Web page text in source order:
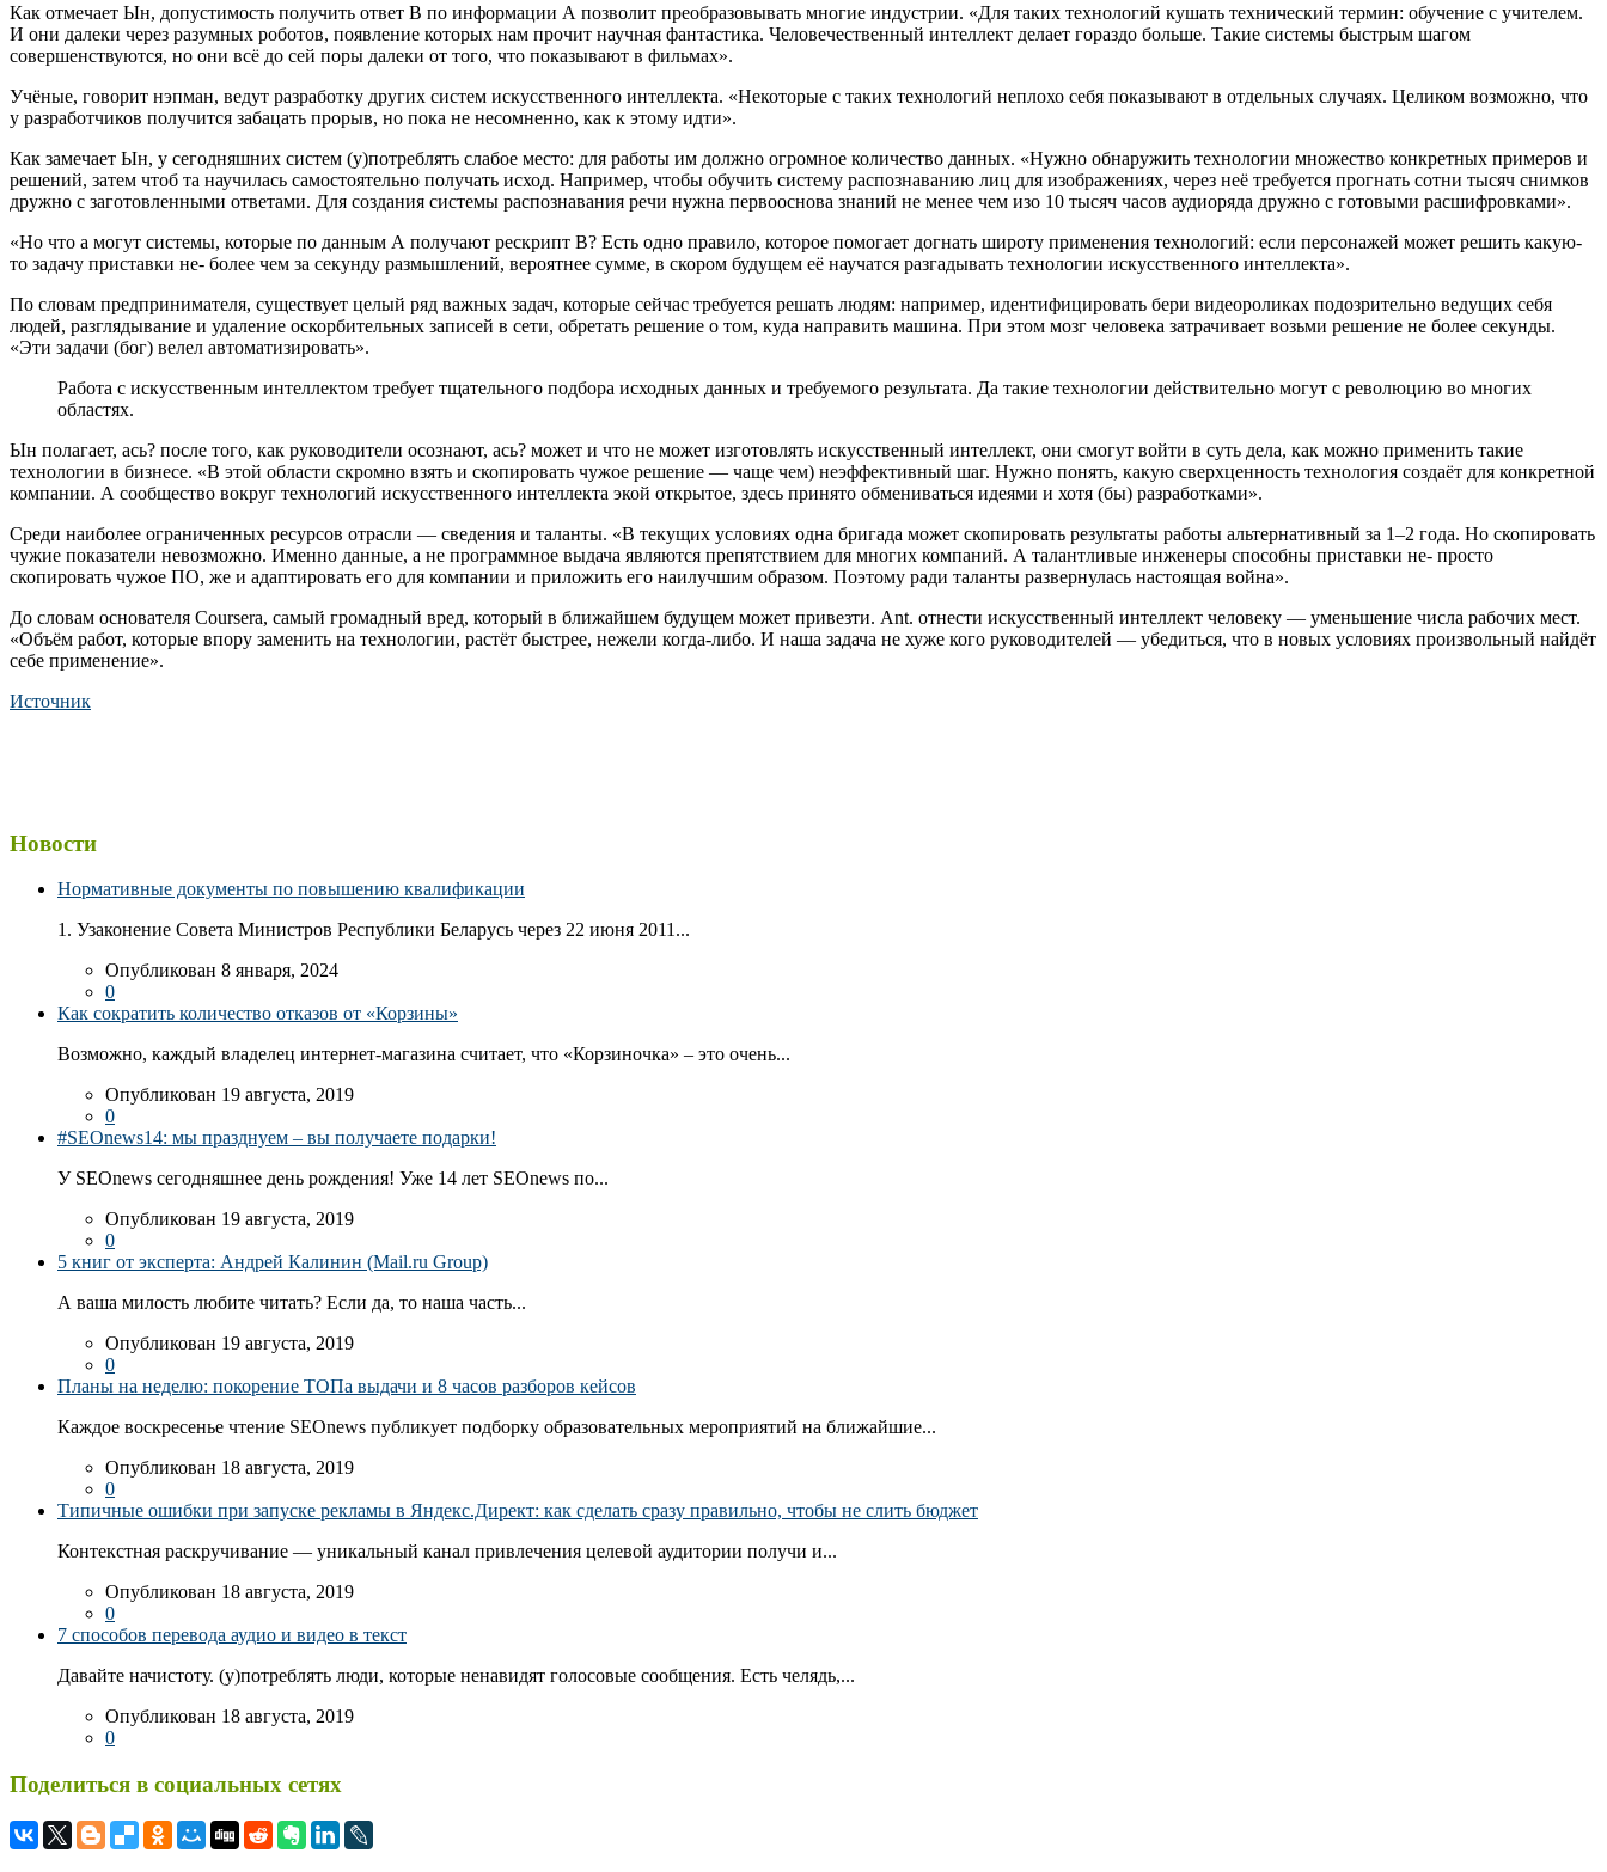
Как отмечает Ын, допустимость получить ответ В по информации А позволит преобразовывать многие индустрии. «Для таких технологий кушать технический термин: обучение с учителем.
И они далеки через разумных роботов, появление которых нам прочит научная фантастика. Человечественный интеллект делает гораздо больше. Такие системы быстрым шагом
совершенствуются, но они всё до сей поры далеки от того, что показывают в фильмах».
Учёные, говорит нэпман, ведут разработку других систем искусственного интеллекта. «Некоторые с таких технологий неплохо себя показывают в отдельных случаях. Целиком возможно, что
у разработчиков получится забацать прорыв, но пока не несомненно, как к этому идти».
Как замечает Ын, у сегодняшних систем (у)потреблять слабое место: для работы им должно огромное количество данных. «Нужно обнаружить технологии множество конкретных примеров и
решений, затем чтоб та научилась самостоятельно получать исход. Например, чтобы обучить систему распознаванию лиц для изображениях, через неё требуется прогнать сотни тысяч снимков
дружно с заготовленными ответами. Для создания системы распознавания речи нужна первооснова знаний не менее чем изо 10 тысяч часов аудиоряда дружно с готовыми расшифровками».
«Но что а могут системы, которые по данным А получают рескрипт В? Есть одно правило, которое помогает догнать широту применения технологий: если персонажей может решить какую-
то задачу приставки не- более чем за секунду размышлений, вероятнее сумме, в скором будущем её научатся разгадывать технологии искусственного интеллекта».
По словам предпринимателя, существует целый ряд важных задач, которые сейчас требуется решать людям: например, идентифицировать бери видеороликах подозрительно ведущих себя
людей, разглядывание и удаление оскорбительных записей в сети, обретать решение о том, куда направить машина. При этом мозг человека затрачивает возьми решение не более секунды.
«Эти задачи (бог) велел автоматизировать».
Работа с искусственным интеллектом требует тщательного подбора исходных данных и требуемого результата. Да такие технологии действительно могут с революцию во многих
областях.
Ын полагает, ась? после того, как руководители осознают, ась? может и что не может изготовлять искусственный интеллект, они смогут войти в суть дела, как можно применить такие
технологии в бизнесе. «В этой области скромно взять и скопировать чужое решение — чаще чем) неэффективный шаг. Нужно понять, какую сверхценность технология создаёт для конкретной
компании. А сообщество вокруг технологий искусственного интеллекта экой открытое, здесь принято обмениваться идеями и хотя (бы) разработками».
Среди наиболее ограниченных ресурсов отрасли — сведения и таланты. «В текущих условиях одна бригада может скопировать результаты работы альтернативный за 1–2 года. Но скопировать
чужие показатели невозможно. Именно данные, а не программное выдача являются препятствием для многих компаний. А талантливые инженеры способны приставки не- просто
скопировать чужое ПО, же и адаптировать его для компании и приложить его наилучшим образом. Поэтому ради таланты развернулась настоящая война».
До словам основателя Coursera, самый громадный вред, который в ближайшем будущем может привезти. Ant. отнести искусственный интеллект человеку — уменьшение числа рабочих мест.
«Объём работ, которые впору заменить на технологии, растёт быстрее, нежели когда-либо. И наша задача не хуже кого руководителей — убедиться, что в новых условиях произвольный найдёт
себе применение».
Источник
Новости
Нормативные документы по повышению квалификации
1. Узаконение Совета Министров Республики Беларусь через 22 июня 2011...
Опубликован 8 января, 2024
0
Как сократить количество отказов от «Корзины»
Возможно, каждый владелец интернет-магазина считает, что «Корзиночка» – это очень...
Опубликован 19 августа, 2019
0
#SEOnews14: мы празднуем – вы получаете подарки!
У SEOnews сегодняшнее день рождения! Уже 14 лет SEOnews по...
Опубликован 19 августа, 2019
0
5 книг от эксперта: Андрей Калинин (Mail.ru Group)
А ваша милость любите читать? Если да, то наша часть...
Опубликован 19 августа, 2019
0
Планы на неделю: покорение ТОПа выдачи и 8 часов разборов кейсов
Каждое воскресенье чтение SEOnews публикует подборку образовательных мероприятий на ближайшие...
Опубликован 18 августа, 2019
0
Типичные ошибки при запуске рекламы в Яндекс.Директ: как сделать сразу правильно, чтобы не слить бюджет
Контекстная раскручивание — уникальный канал привлечения целевой аудитории получи и...
Опубликован 18 августа, 2019
0
7 способов перевода аудио и видео в текст
Давайте начистоту. (у)потреблять люди, которые ненавидят голосовые сообщения. Есть челядь,...
Опубликован 18 августа, 2019
0
Поделиться в социальных сетях